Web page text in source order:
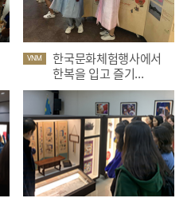
VNM
한국문화체험행사에서
한복을 입고 즐기...